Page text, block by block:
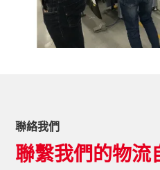
聯絡我們
聯繫我們的物流